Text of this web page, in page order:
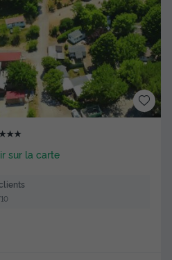
★★★
sur la carte